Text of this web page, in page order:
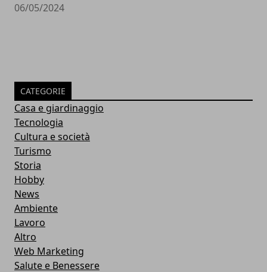
06/05/2024
CATEGORIE
Casa e giardinaggio
Tecnologia
Cultura e società
Turismo
Storia
Hobby
News
Ambiente
Lavoro
Altro
Web Marketing
Salute e Benessere